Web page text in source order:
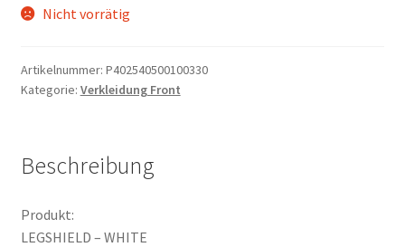
Nicht vorrätig
Artikelnummer: P402540500100330
Kategorie: Verkleidung Front
Beschreibung
Produkt:
LEGSHIELD – WHITE